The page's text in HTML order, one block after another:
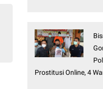
Prostitusi Online, 4